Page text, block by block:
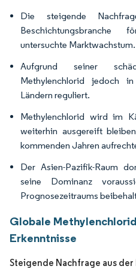
Die steigende
Beschichtungsbranche
untersuchte Marktwachstum.
Aufgrund seiner
Methylenchlorid jedoch
Ländern reguliert.
Methylenchlorid wird im
weiterhin ausgereift
kommenden Jahren
Der Asien-Pazifik-Raum
seine Dominanz
Prognosezeitraums
Globale
Erkenntnisse
Steigende Nachfrage aus